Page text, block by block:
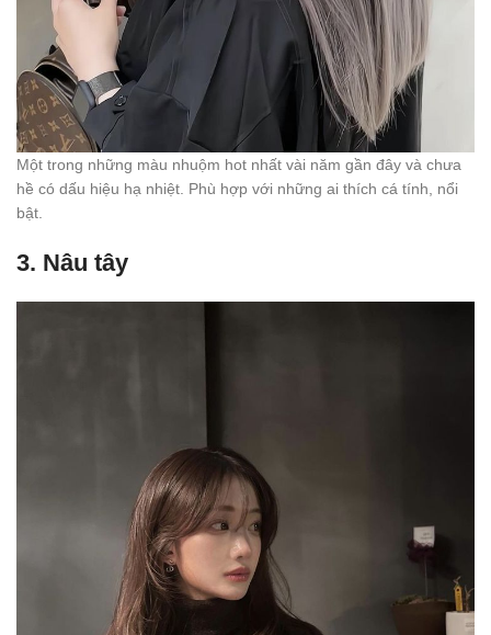
Một trong những màu nhuộm hot nhất vài năm gần đây và chưa
hề có dấu hiệu hạ nhiệt. Phù hợp với những ai thích cá tính, nổi
bật.
3. Nâu tây